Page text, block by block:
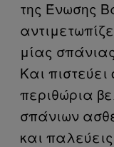
της Ένωσης
μίας
Και
περιθώρια
σπάνιων
και